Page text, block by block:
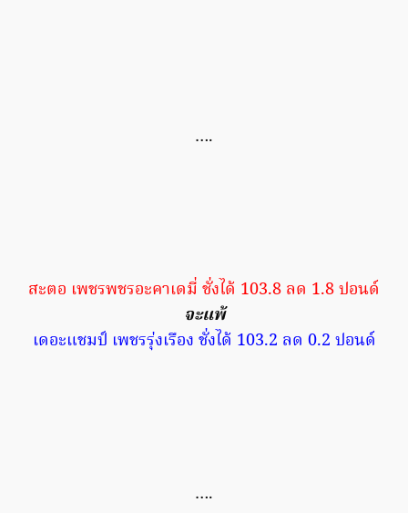
….
สะตอ เพชรพชรอะคาเดมี่ ชั่งได้ 103.8 ลด 1.8 ปอนด์
จะแพ้
เดอะแชมป์ เพชรรุ่งเรือง ชั่งได้ 103.2 ลด 0.2 ปอนด์
….